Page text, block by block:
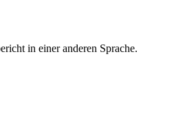
in einer anderen Sprache.